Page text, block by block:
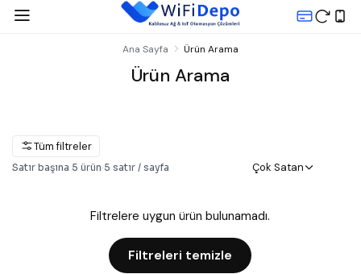
Ana Sayfa Ürün Arama
Ürün Arama
Tüm filtreler
Satır başına 5 ürün·5 satır / sayfa Çok Satan
Filtrelere uygun ürün bulunamadı.
Filtreleri temizle